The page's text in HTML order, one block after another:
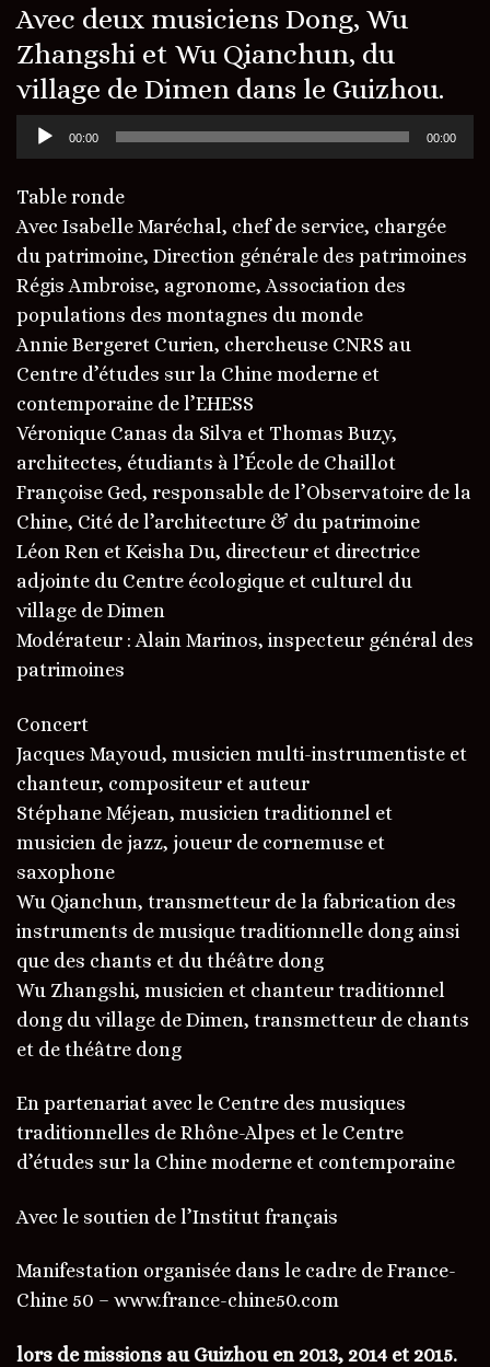
Avec deux musiciens Dong, Wu
Zhangshi et Wu Qianchun, du
village de Dimen dans le Guizhou.
Lecteur
audio
00:00 00:00
Table ronde
Avec Isabelle Maréchal, chef de service, chargée
du patrimoine, Direction générale des patrimoines
Régis Ambroise, agronome, Association des
populations des montagnes du monde
Annie Bergeret Curien, chercheuse CNRS au
Centre d’études sur la Chine moderne et
contemporaine de l’EHESS
Véronique Canas da Silva et Thomas Buzy,
architectes, étudiants à l’École de Chaillot
Françoise Ged, responsable de l’Observatoire de la
Chine, Cité de l’architecture & du patrimoine
Léon Ren et Keisha Du, directeur et directrice
adjointe du Centre écologique et culturel du
village de Dimen
Modérateur : Alain Marinos, inspecteur général des
patrimoines
Concert
Jacques Mayoud, musicien multi-instrumentiste et
chanteur, compositeur et auteur
Stéphane Méjean, musicien traditionnel et
musicien de jazz, joueur de cornemuse et
saxophone
Wu Qianchun, transmetteur de la fabrication des
instruments de musique traditionnelle dong ainsi
que des chants et du théâtre dong
Wu Zhangshi, musicien et chanteur traditionnel
dong du village de Dimen, transmetteur de chants
et de théâtre dong
En partenariat avec le Centre des musiques
traditionnelles de Rhône-Alpes et le Centre
d’études sur la Chine moderne et contemporaine
Avec le soutien de l’Institut français
Manifestation organisée dans le cadre de France-
Chine 50 – www.france-chine50.com
lors de missions au Guizhou en 2013, 2014 et 2015.